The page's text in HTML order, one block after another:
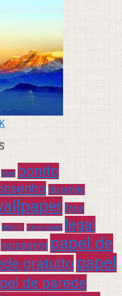
blue bonito
divertido
free
infantil interessante legal
paisagem papel de
gratuito papel
de parede